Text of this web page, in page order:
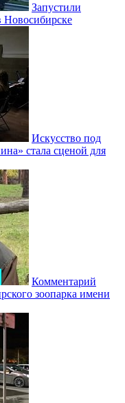
Запустили
Новосибирске
Искусство под
стала сценой для
Комментарий
зоопарка имени